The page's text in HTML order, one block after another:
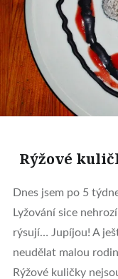
Rýžové
Dnes jsem po 5
Lyžování sice
rýsují… Jupíjou! A
neudělat malou
Rýžové kuličky